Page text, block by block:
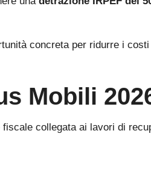
concreta per ridurre i
Mobili
collegata ai lavori di